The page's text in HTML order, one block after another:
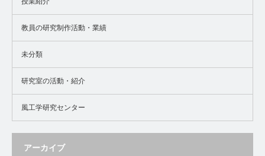
教員の研究制作活動・業績
未分類
研究室の活動・紹介
風工学研究センター
アーカイブ